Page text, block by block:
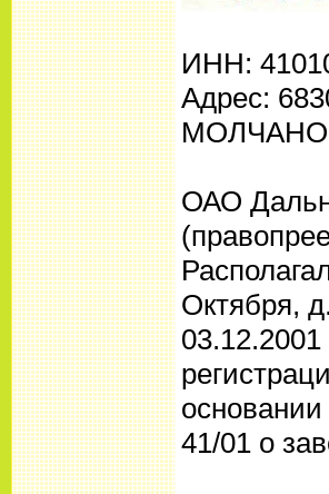
ИНН:
Адрес:
ОАО
Октября,
41/01 о